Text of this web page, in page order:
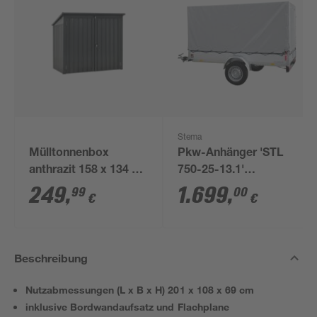
Mülltonnenbox
anthrazit 158 x 134 x
101 cm
249,99 €
Stema
Pkw-Anhänger 'STL
750-25-13.1'
ungebremst 750 kg
mit Hochplanenset
1.699,00 €
Beschreibung
Nutzabmessungen (L x B x H) 201 x 108 x 69 cm
inklusive Bordwandaufsatz und Flachplane